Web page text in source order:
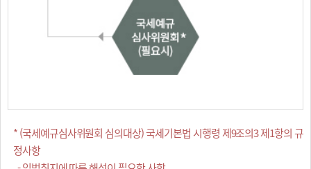
* (국세예규심사위원회 심의대상) 국세기본법 시행령 제9조의3 제1항의 규
정사항